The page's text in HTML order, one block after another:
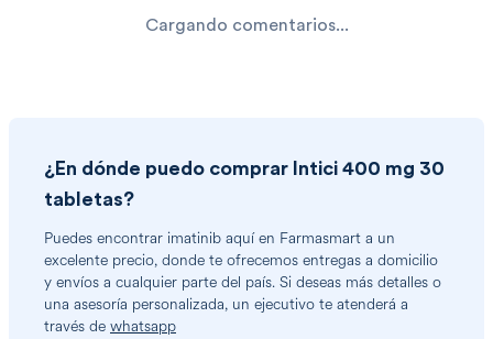
Cargando comentarios...
¿En dónde puedo comprar Intici 400 mg 30
tabletas?
Puedes encontrar imatinib aquí en Farmasmart a un
excelente precio, donde te ofrecemos entregas a domicilio
y envíos a cualquier parte del país. Si deseas más detalles o
una asesoría personalizada, un ejecutivo te atenderá a
través de whatsapp